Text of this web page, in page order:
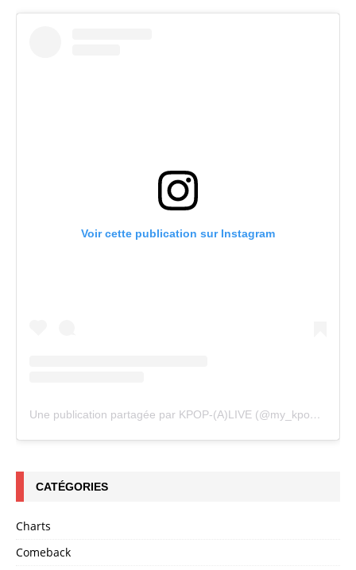
Voir cette publication sur Instagram
Une publication partagée par KPOP-(A)LIVE (@my_kpopalive)
CATÉGORIES
Charts
Comeback